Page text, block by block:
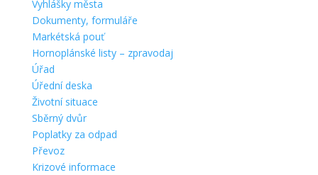
Vyhlášky města
Dokumenty, formuláře
Markétská pouť
Hornoplánské listy – zpravodaj
Úřad
Úřední deska
Životní situace
Sběrný dvůr
Poplatky za odpad
Převoz
Krizové informace